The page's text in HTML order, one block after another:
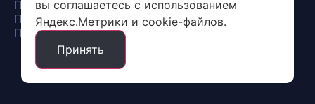
Политика конфиденциальности
Политика обработки и защиты персональных данных
Пользовательское соглашение сайта
вы соглашаетесь с использованием
Яндекс.Метрики и cookie-файлов.
Принять